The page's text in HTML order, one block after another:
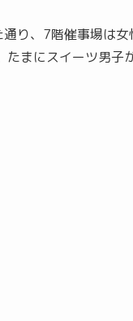
り、7階催事場は女
たまにスイーツ男子